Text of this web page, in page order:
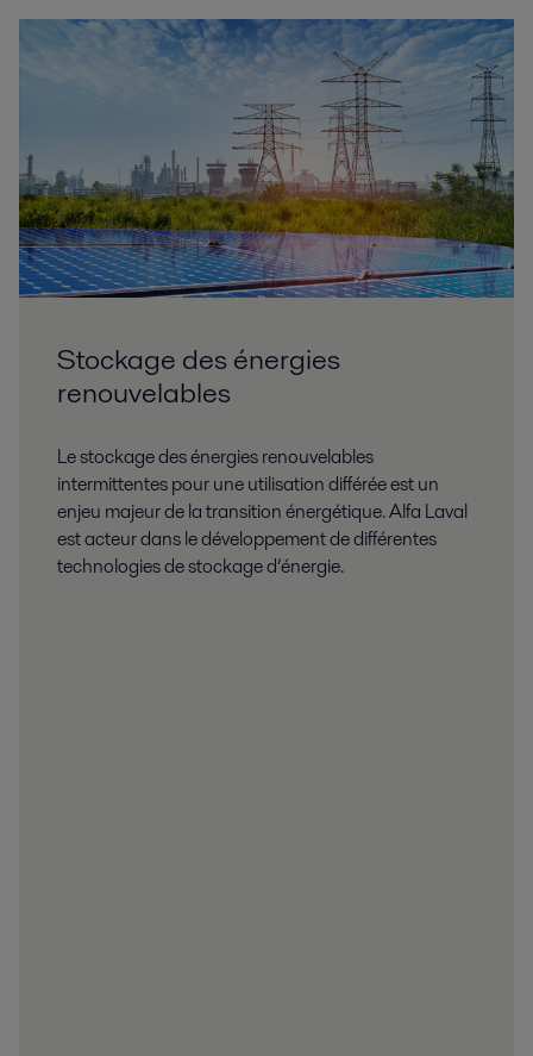
Stockage des énergies
renouvelables
Le stockage des énergies renouvelables
intermittentes pour une utilisation différée est un
enjeu majeur de la transition énergétique. Alfa Laval
est acteur dans le développement de différentes
technologies de stockage d’énergie.